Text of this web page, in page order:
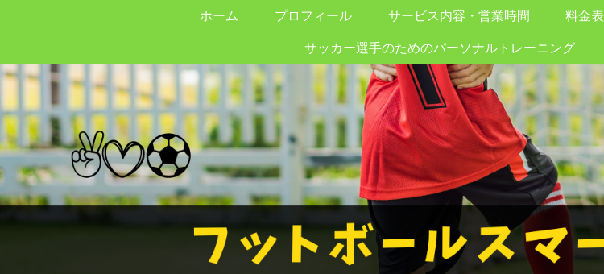
ホーム プロフィール サービス内容・営業時間 料金表
サッカー選手のためのパーソナルトレーニング